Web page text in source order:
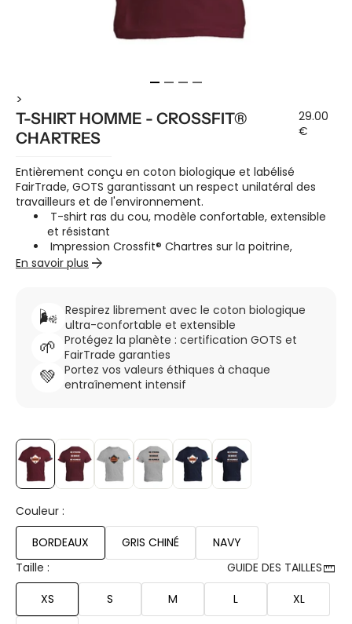
>
T-SHIRT HOMME - CROSSFIT®
CHARTRES
29.00
€
Entièrement conçu en coton biologique et labélisé
FairTrade, GOTS garantissant un respect unilatéral des
travailleurs et de l'environnement.
T-shirt ras du cou, modèle confortable, extensible
et résistant
Impression Crossfit® Chartres sur la poitrine,
drapeau sur la manche gauche
Pour la coupe tu peux prendre ta taille habituelle.
En savoir plus arrow_forward
🌬️ Respirez librement avec le coton biologique
ultra-confortable et extensible
🌱 Protégez la planète : certification GOTS et
FairTrade garanties
💚 Portez vos valeurs éthiques à chaque
entraînement intensif
Couleur :
BORDEAUX
GRIS CHINÉ
NAVY
Taille :
GUIDE DES TAILLESstraighten
XS S M L XL